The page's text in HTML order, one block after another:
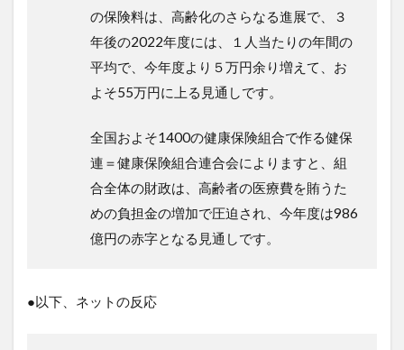
の保険料は、高齢化のさらなる進展で、３
年後の2022年度には、１人当たりの年間の
平均で、今年度より５万円余り増えて、お
よそ55万円に上る見通しです。
全国およそ1400の健康保険組合で作る健保
連＝健康保険組合連合会によりますと、組
合全体の財政は、高齢者の医療費を賄うた
めの負担金の増加で圧迫され、今年度は986
億円の赤字となる見通しです。
●以下、ネットの反応